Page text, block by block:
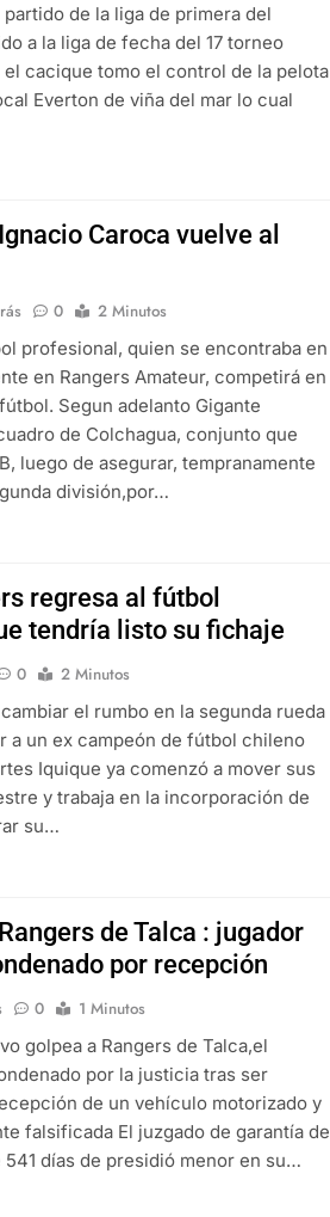
de la liga de primera del
a la liga de fecha del 17 torneo
cacique tomo el control de la pelota
Everton de viña del mar lo cual
Caroca vuelve al
0
2 Minutos
profesional, quien se encontraba en
en Rangers Amateur, competirá en
Segun adelanto Gigante
de Colchagua, conjunto que
luego de asegurar, tempranamente
división,por…
regresa al fútbol
tendría listo su fichaje
0
2 Minutos
el rumbo en la segunda rueda
a un ex campeón de fútbol chileno
Iquique ya comenzó a mover sus
y trabaja en la incorporación de
su…
de Talca : jugador
por recepción
0
1 Minutos
golpea a Rangers de Talca,el
por la justicia tras ser
de un vehículo motorizado y
falsificada El juzgado de garantía de
días de presidió menor en su…